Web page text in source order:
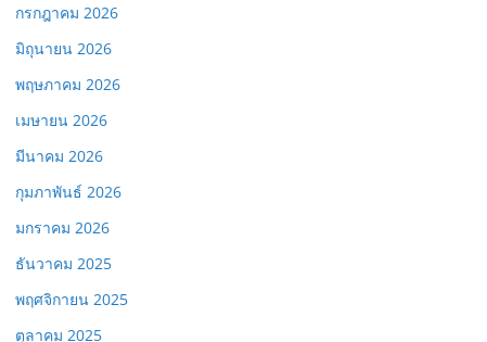
กรกฎาคม 2026
มิถุนายน 2026
พฤษภาคม 2026
เมษายน 2026
มีนาคม 2026
กุมภาพันธ์ 2026
มกราคม 2026
ธันวาคม 2025
พฤศจิกายน 2025
ตุลาคม 2025